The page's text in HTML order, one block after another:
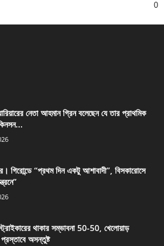
0
নেতা আহমান গ্রিন বলেছেন যে তার প্রাথমিক
গিরোন্ডে “প্রথম দিন একটু আশাবাদী”, বিসকারোসে
স্ট্রাইকারের থাকার সম্ভাবনা 50-50, খেলোয়াড়
প্রস্তাবে অসন্তুষ্ট